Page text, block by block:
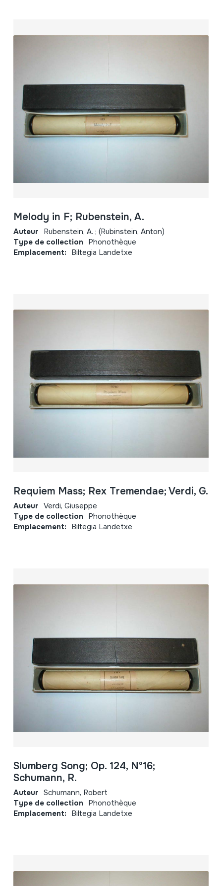
Melody in F; Rubenstein, A.
Auteur Rubenstein, A. ; (Rubinstein, Anton)
Type de collection Phonothèque
Emplacement: Biltegia Landetxe
Requiem Mass; Rex Tremendae; Verdi, G.
Auteur Verdi, Giuseppe
Type de collection Phonothèque
Emplacement: Biltegia Landetxe
Slumberg Song; Op. 124, Nº16;
Schumann, R.
Auteur Schumann, Robert
Type de collection Phonothèque
Emplacement: Biltegia Landetxe